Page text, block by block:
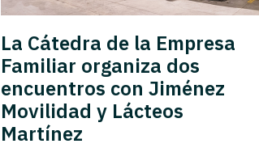
La Cátedra de la Empresa
Familiar organiza dos
encuentros con Jiménez
Movilidad y Lácteos
Martínez